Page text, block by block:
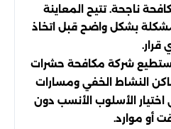
ناجحة. تتيح المعاينة
بشكل واضح قبل اتخاذ
قرار.
شركة مكافحة حشرات
النشاط الخفي ومسارات
اختيار الأسلوب الأنسب دون
أو موارد.